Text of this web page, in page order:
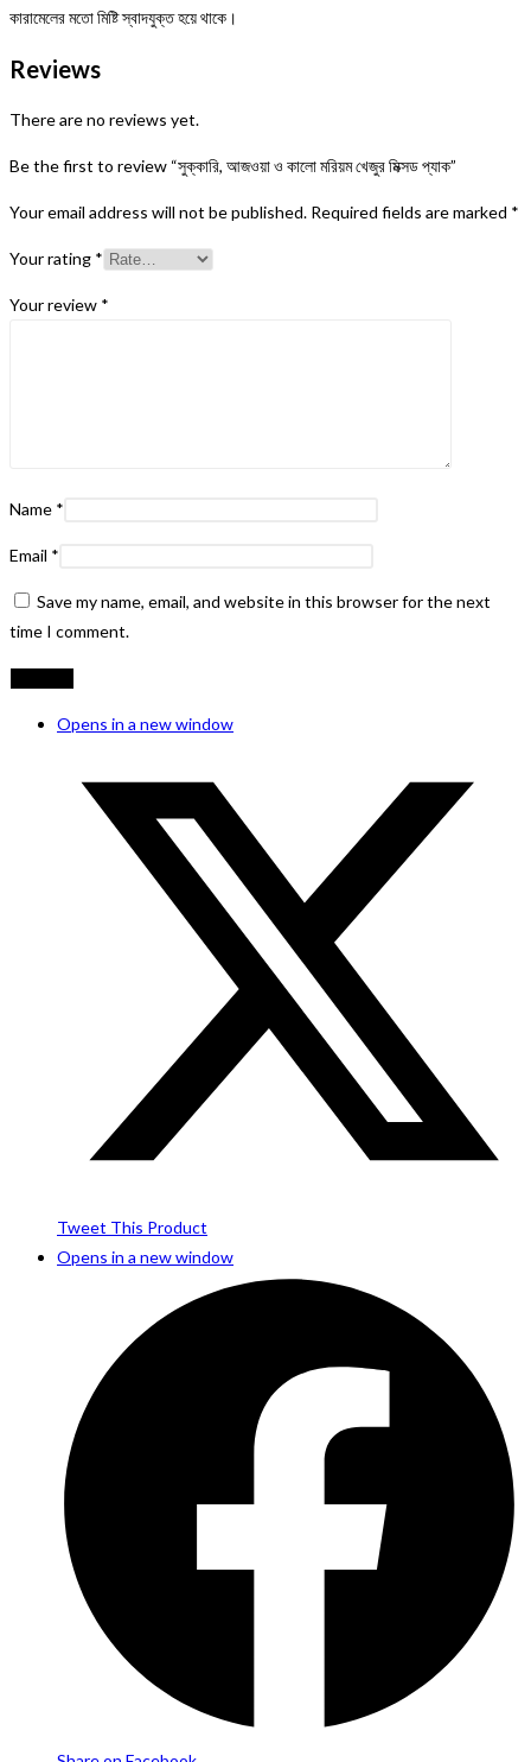
কারামেলের মতো মিষ্টি স্বাদযুক্ত হয়ে থাকে।
Reviews
There are no reviews yet.
Be the first to review “সুক্কারি, আজওয়া ও কালো মরিয়ম খেজুর মিক্সড প্যাক”
Your email address will not be published. Required fields are marked *
Your rating *
Your review *
Name *
Email *
Save my name, email, and website in this browser for the next
time I comment.
Opens in a new window
Tweet This Product
Opens in a new window